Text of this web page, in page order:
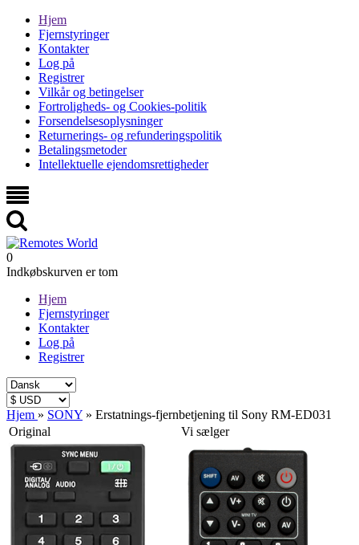
Hjem
Fjernstyringer
Kontakter
Log på
Registrer
Vilkår og betingelser
Fortroligheds- og Cookies-politik
Forsendelsesoplysninger
Returnerings- og refunderingspolitik
Betalingsmetoder
Intellektuelle ejendomsrettigheder
0
Indkøbskurven er tom
Hjem
Fjernstyringer
Kontakter
Log på
Registrer
Hjem » SONY » Erstatnings-fjernbetjening til Sony RM-ED031
Original
Vi sælger